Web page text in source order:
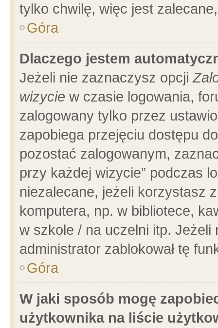
tylko chwilę, więc jest
Góra
Dlaczego jestem
Jeżeli nie zaznaczysz opcji
wizycie w czasie logowania,
zalogowany tylko przez
zapobiega przejęciu dostępu
pozostać zalogowanym,
przy każdej wizycie” podczas
niezalecane, jeżeli korzystasz
komputera, np. w bibliotece,
w szkole / na uczelni itp.
administrator zablokował tę
Góra
W jaki sposób mogę
użytkownika na liście